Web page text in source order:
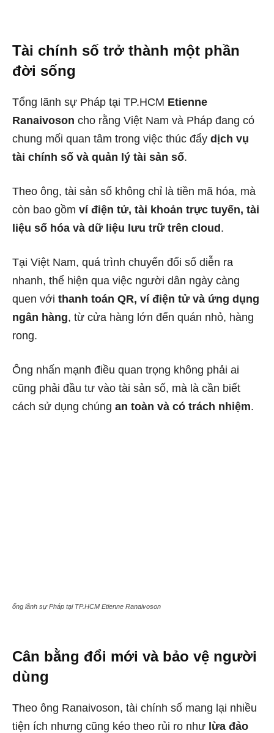
Tài chính số trở thành một phần
đời sống
Tổng lãnh sự Pháp tại TP.HCM Etienne
Ranaivoson cho rằng Việt Nam và Pháp đang có
chung mối quan tâm trong việc thúc đẩy dịch vụ
tài chính số và quản lý tài sản số.
Theo ông, tài sản số không chỉ là tiền mã hóa, mà
còn bao gồm ví điện tử, tài khoản trực tuyến, tài
liệu số hóa và dữ liệu lưu trữ trên cloud.
Tại Việt Nam, quá trình chuyển đổi số diễn ra
nhanh, thể hiện qua việc người dân ngày càng
quen với thanh toán QR, ví điện tử và ứng dụng
ngân hàng, từ cửa hàng lớn đến quán nhỏ, hàng
rong.
Ông nhấn mạnh điều quan trọng không phải ai
cũng phải đầu tư vào tài sản số, mà là cần biết
cách sử dụng chúng an toàn và có trách nhiệm.
ổng lãnh sự Pháp tại TP.HCM Etienne Ranaivoson
Cân bằng đổi mới và bảo vệ người
dùng
Theo ông Ranaivoson, tài chính số mang lại nhiều
tiện ích nhưng cũng kéo theo rủi ro như lừa đảo